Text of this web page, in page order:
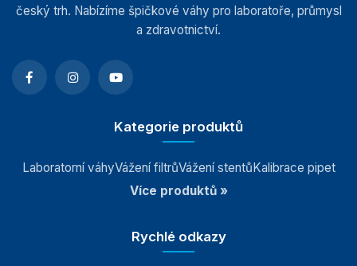
český trh. Nabízíme špičkové váhy pro laboratoře, průmysl
a zdravotnictví.
Kategorie produktů
Laboratorní váhyVážení filtrůVážení stentůKalibrace pipet
Více produktů »
Rychlé odkazy